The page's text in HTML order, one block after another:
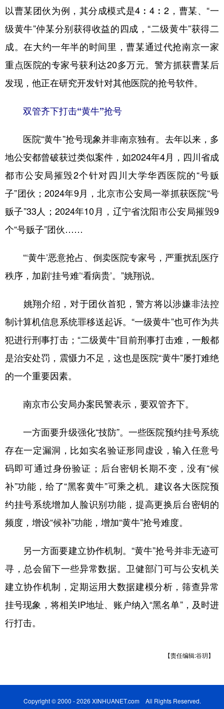
以曹某团伙为例，其分成模式是4︰4︰2，曹某、“一
级黄牛”仲某分别获得收益的四成，“二级黄牛”获得二
成。在大约一年半的时间里，曹某通过代抢南京一家
重点医院的专家号获利达20多万元。警方抓获曹某后
发现，他正在研究开发针对其他医院的抢号软件。
双管齐下打击“黄牛”抢号
医院“黄牛”抢号现象并非南京独有。去年以来，多
地公安都曾破获过类似案件，如2024年4月，四川省成
都市公安局摧毁2个针对四川大学华西医院的“号贩
子”团伙；2024年9月，北京市公安局一举抓获医院“号
贩子”33人；2024年10月，辽宁省沈阳市公安局摧毁9
个“号贩子”团伙……
“‘黄牛’恶意抢占、倒卖医院专家号，严重扰乱医疗
秩序，加剧‘挂号难’‘看病贵’。”姚翔说。
姚翔介绍，对于团伙首犯，警方将以涉嫌非法控
制计算机信息系统罪移送起诉。“一级黄牛”也可作为共
犯进行刑事打击；“二级黄牛”目前刑事打击难，一般都
是治安处罚，震慑力不足，这也是医院“黄牛”屡打难绝
的一个重要因素。
南京市公安局办案民警表示，要双管齐下。
一方面要升级强化“技防”。一些医院预约挂号系统
存在一定漏洞，比如实名验证形同虚设，输入任意号
码即可通过身份验证；后台密钥长期不变，没有“候
补”功能，给了“黑客黄牛”可乘之机。建议各大医院预
约挂号系统增加人脸识别功能，提高更换后台密钥的
频度，增设“候补”功能，增加“黄牛”抢号难度。
另一方面要建立协作机制。“黄牛”抢号并非无迹可
寻，总会留下一些异常数据。卫健部门可与公安机关
建立协作机制，定期运用大数据建模分析，筛查异常
挂号现象，将相关IP地址、账户纳入“黑名单”，及时进
行打击。
【责任编辑:谷玥】
Copyright © 2000 - 2026 XINHUANET.com All Rights Reserved.